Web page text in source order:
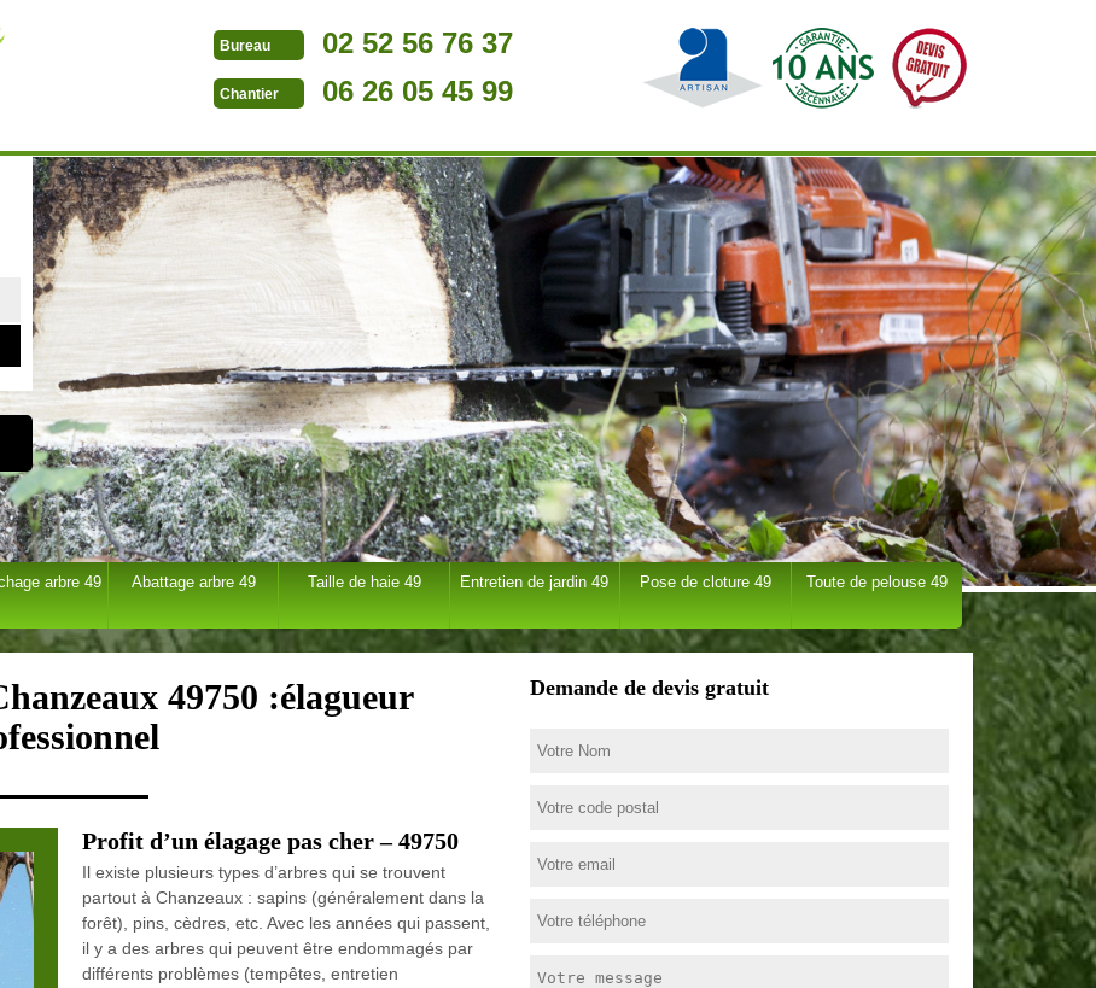
Bureau 02 52 56 76 37
Chantier 06 26 05 45 99
arbre 49 Abattage arbre 49 Taille de haie 49 Entretien de jardin 49 Pose de cloture 49 Toute de pelouse 49
49750 :élagueur
Profit d’un élagage pas cher – 49750
Il existe plusieurs types d’arbres qui se trouvent
partout à Chanzeaux : sapins (généralement dans la
forêt), pins, cèdres, etc. Avec les années qui passent,
il y a des arbres qui peuvent être endommagés par
différents problèmes (tempêtes, entretien
Demande de devis gratuit